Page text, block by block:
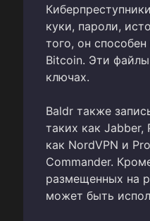
куки, пароли,
того, он
Bitcoin. Эти
ключах.
Baldr также
таких как Jabber,
как NordVPN и
Commander.
размещенных на
может быть